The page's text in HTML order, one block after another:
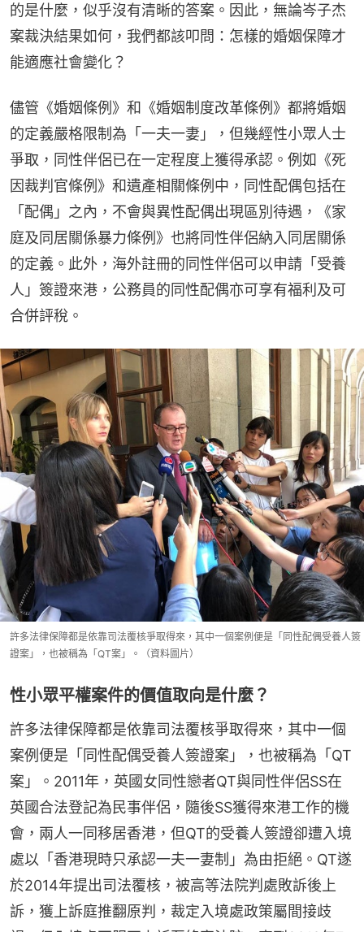
的是什麼，似乎沒有清晰的答案。因此，無論岑子杰
案裁決結果如何，我們都該叩問：怎樣的婚姻保障才
能適應社會變化？
儘管《婚姻條例》和《婚姻制度改革條例》都將婚姻
的定義嚴格限制為「一夫一妻」，但幾經性小眾人士
爭取，同性伴侶已在一定程度上獲得承認。例如《死
因裁判官條例》和遺產相關條例中，同性配偶包括在
「配偶」之內，不會與異性配偶出現區別待遇，《家
庭及同居關係暴力條例》也將同性伴侶納入同居關係
的定義。此外，海外註冊的同性伴侶可以申請「受養
人」簽證來港，公務員的同性配偶亦可享有福利及可
合併評稅。
許多法律保障都是依靠司法覆核爭取得來，其中一個案例便是「同性配偶受養人簽
證案」，也被稱為「QT案」。（資料圖片）
性小眾平權案件的價值取向是什麼？
許多法律保障都是依靠司法覆核爭取得來，其中一個
案例便是「同性配偶受養人簽證案」，也被稱為「QT
案」。2011年，英國女同性戀者QT與同性伴侶SS在
英國合法登記為民事伴侶，隨後SS獲得來港工作的機
會，兩人一同移居香港，但QT的受養人簽證卻遭入境
處以「香港現時只承認一夫一妻制」為由拒絕。QT遂
於2014年提出司法覆核，被高等法院判處敗訴後上
訴，獲上訴庭推翻原判，裁定入境處政策屬間接歧